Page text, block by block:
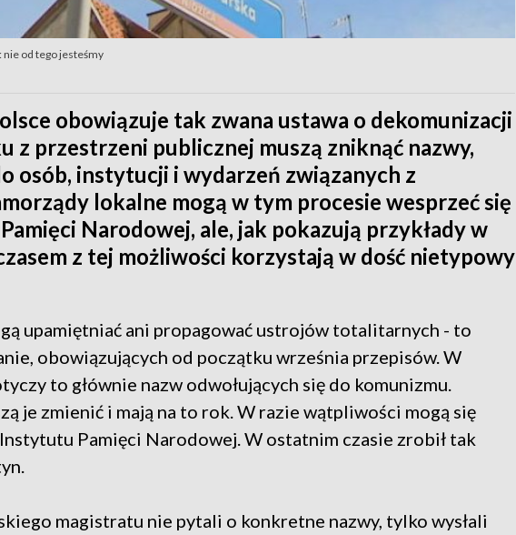
nie od tego jesteśmy
obowiązuje tak zwana ustawa o dekomunizacji
z przestrzeni publicznej muszą zniknąć nazwy,
osób, instytucji i wydarzeń związanych z
lokalne mogą w tym procesie wesprzeć się
Narodowej, ale, jak pokazują przykłady w
z tej możliwości korzystają w dość nietypowy
upamiętniać ani propagować ustrojów totalitarnych - to
obowiązujących od początku września przepisów. W
to głównie nazw odwołujących się do komunizmu.
je zmienić i mają na to rok. W razie wątpliwości mogą się
Pamięci Narodowej. W ostatnim czasie zrobił tak
magistratu nie pytali o konkretne nazwy, tylko wysłali